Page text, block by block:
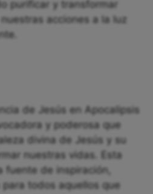
purificar y transformar
acciones a la luz
de Jesús en Apocalipsis
y poderosa que
divina de Jesús y su
nuestras vidas. Esta
fuente de inspiración,
todos aquellos que